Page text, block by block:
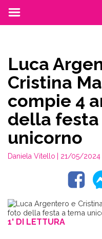
Luca
Cristina
compie 4
della festa
unicorno
Daniela Vitello | 21/05/2024
1' DI LETTURA